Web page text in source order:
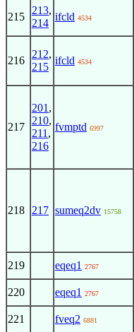
215
213,
214
ifcld 4534
216
212,
215
ifcld 4534
217
201 ,
210,
211 ,
216
fvmptd 6997
218 217 sumeq2dv 15758
219 eqeq1 2767
220 eqeq1 2767
221 fveq2 6881